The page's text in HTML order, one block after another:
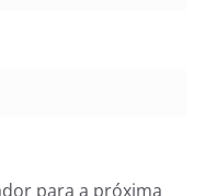
para a próxima